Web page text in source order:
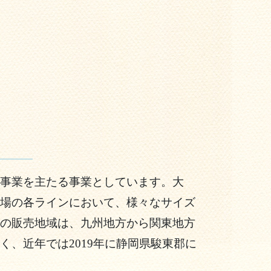
業を主たる事業としています。大
の各ラインにおいて、様々なサイズ
販売地域は、九州地方から関東地方
、近年では2019年に静岡県駿東郡に